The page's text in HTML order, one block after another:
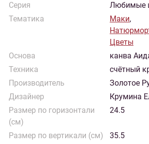
Серия
Любимые
Тематика
Маки,
Цветы
Основа
канва
Техника
счётный
Производитель
Золотое
Дизайнер
Крумина
Размер по горизонтали
(см)
24.5
Размер по вертикали (см)
35.5